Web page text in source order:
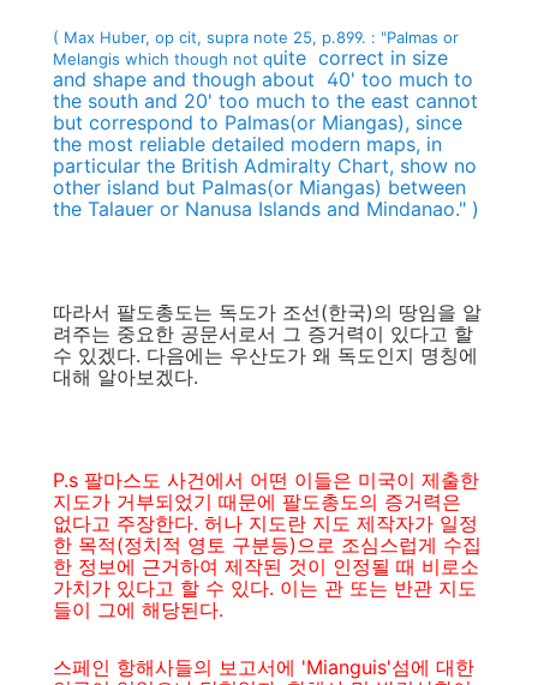
( Max Huber, op cit, supra note 25, p.899. : "Palmas or
Melangis which though not quite correct in size
and shape and though about 40' too much to
the south and 20' too much to the east cannot
but correspond to Palmas(or Miangas), since
the most reliable detailed modern maps, in
particular the British Admiralty Chart, show no
other island but Palmas(or Miangas) between
the Talauer or Nanusa Islands and Mindanao." )
따라서 팔도총도는 독도가 조선(한국)의 땅임을 알
려주는 중요한 공문서로서 그 증거력이 있다고 할
수 있겠다. 다음에는 우산도가 왜 독도인지 명칭에
대해 알아보겠다.
P.s 팔마스도 사건에서 어떤 이들은 미국이 제출한
지도가 거부되었기 때문에 팔도총도의 증거력은
없다고 주장한다. 허나 지도란 지도 제작자가 일정
한 목적(정치적 영토 구분등)으로 조심스럽게 수집
한 정보에 근거하여 제작된 것이 인정될 때 비로소
가치가 있다고 할 수 있다. 이는 관 또는 반관 지도
들이 그에 해당된다.
스페인 항해사들의 보고서에 'Mianguis'섬에 대한